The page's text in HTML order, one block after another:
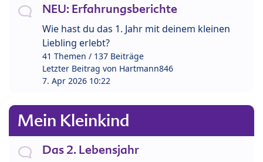
NEU: Erfahrungsberichte
Wie hast du das 1. Jahr mit deinem kleinen
Liebling erlebt?
41 Themen / 137 Beiträge
Letzter Beitrag von Hartmann846
7. Apr 2026 10:22
Mein Kleinkind
Das 2. Lebensjahr